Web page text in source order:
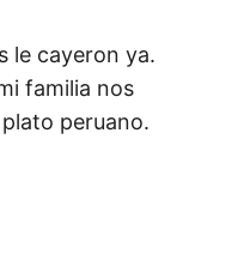
le cayeron ya.
familia nos
peruano.